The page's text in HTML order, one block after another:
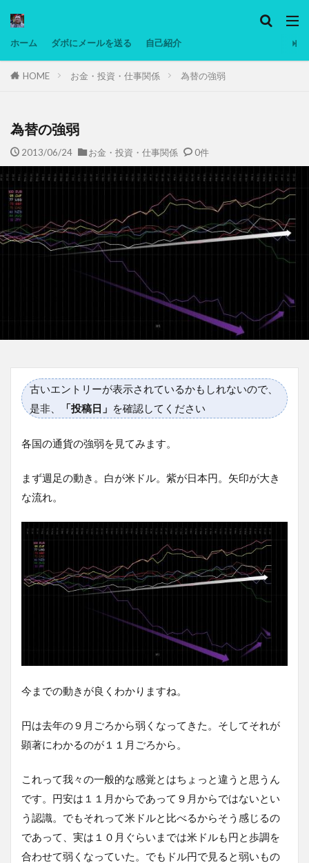
ホーム ダボにメールを送る 自己紹介
HOME お金・投資・仕事関係 為替の強弱
為替の強弱
2013/06/24 お金・投資・仕事関係 0件
古いエントリーが表示されているかもしれないので、
是非、
「投稿日」 を確認してください
各国の通貨の強弱を見てみます。
まず週足の動き。白が米ドル。紫が日本円。矢印が大き
な流れ。
今までの動きが良くわかりますね。
円は去年の９月ごろから弱くなってきた。そしてそれが
顕著にわかるのが１１月ごろから。
これって我々の一般的な感覚とはちょっと違うと思うん
です。円安は１１月からであって９月からではないとい
う認識。でもそれって米ドルと比べるからそう感じるの
であって、実は１０月ぐらいまでは米ドルも円と歩調を
合わせて弱くなっていた。でもドル円で見ると弱いもの
タグ
マレーシア動画
備忘録
動画 日本人村社会 脱水シート
検索